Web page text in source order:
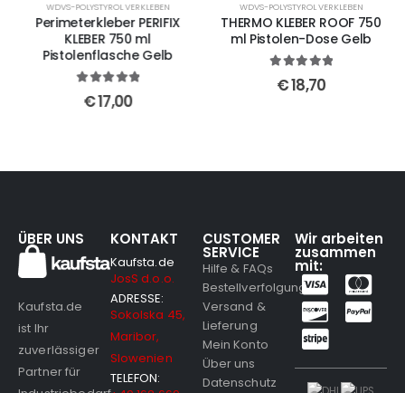
WDVS-POLYSTYROL VERKLEBEN
Perimeterkleber PERIFIX
KLEBER 750 ml
Pistolenflasche Gelb
out of 5
€17,00
WDVS-POLYSTYROL VERKLEBEN
THERMO KLEBER ROOF 750
ml Pistolen-Dose Gelb
out of 5
€18,70
ÜBER UNS
Kaufsta.de
ist Ihr
zuverlässiger
Partner für
KONTAKT
Kaufsta.de
JosS d.o.o.
ADRESSE:
Sokolska 45,
Maribor,
Slowenien
TELEFON:
CUSTOMER
SERVICE
Hilfe & FAQs
Bestellverfolgung
Versand &
Lieferung
Mein Konto
Über uns
Datenschutz
Wir arbeiten
zusammen
mit: